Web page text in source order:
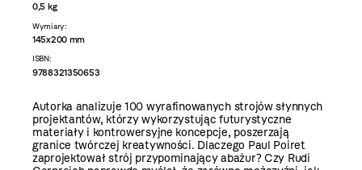
0,5 kg
Wymiary:
145x200 mm
ISBN:
9788321350653
Autorka analizuje 100 wyrafinowanych strojów słynnych
projektantów, którzy wykorzystując futurystyczne
materiały i kontrowersyjne koncepcje, poszerzają
granice twórczej kreatywności. Dlaczego Paul Poiret
zaprojektował strój przypominający abażur? Czy Rudi